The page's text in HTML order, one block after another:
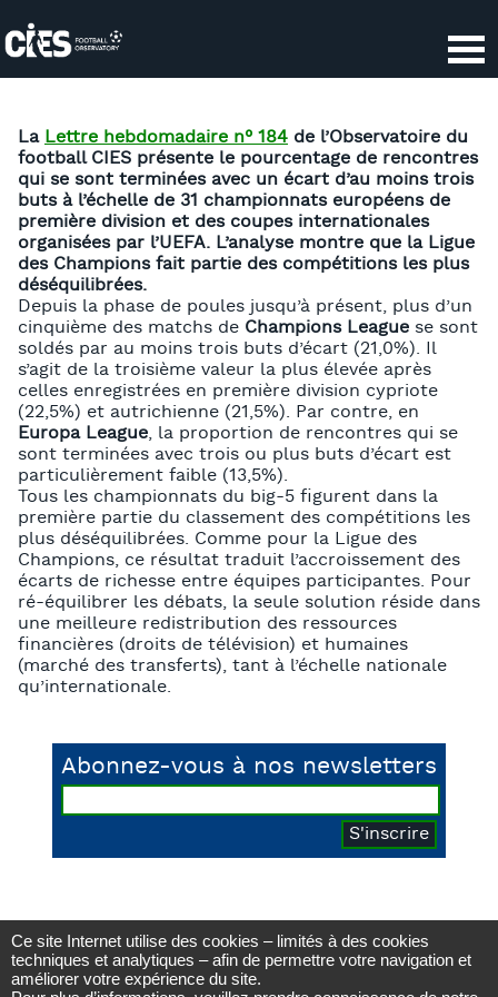
LaLettre hebdomadaire n° 184 de l’Observatoire du
football CIES présente le pourcentage de rencontres
qui se sont terminées avec un écart d’au moins trois
buts à l’échelle de 31 championnats européens de
première division et des coupes internationales
organisées par l’UEFA. L’analyse montre que la Ligue
des Champions fait partie des compétitions les plus
déséquilibrées.
Depuis la phase de poules jusqu’à présent, plus d’un
cinquième des matchs de Champions League se sont
soldés par au moins trois buts d’écart (21,0%). Il
s’agit de la troisième valeur la plus élevée après
celles enregistrées en première division cypriote
(22,5%) et autrichienne (21,5%). Par contre, en
Europa League, la proportion de rencontres qui se
sont terminées avec trois ou plus buts d’écart est
particulièrement faible (13,5%).
Tous les championnats du big-5 figurent dans la
première partie du classement des compétitions les
plus déséquilibrées. Comme pour la Ligue des
Champions, ce résultat traduit l’accroissement des
écarts de richesse entre équipes participantes. Pour
ré-équilibrer les débats, la seule solution réside dans
une meilleure redistribution des ressources
financières (droits de télévision) et humaines
(marché des transferts), tant à l’échelle nationale
qu’internationale.
Abonnez-vous à nos newsletters
Observatoire du football CIES
Avenue DuPeyrou 1, 2000 Neuchâtel
(Suisse)
Ce site Internet utilise des cookies – limités à des cookies
techniques et analytiques – afin de permettre votre navigation et
améliorer votre expérience du site.